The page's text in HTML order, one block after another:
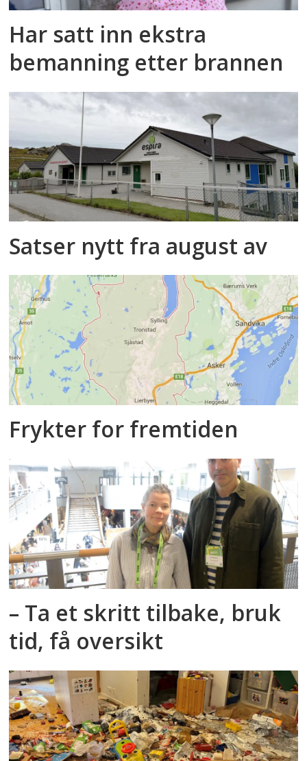
Har satt inn ekstra
bemanning etter brannen
Satser nytt fra august av
Frykter for fremtiden
– Ta et skritt tilbake, bruk
tid, få oversikt